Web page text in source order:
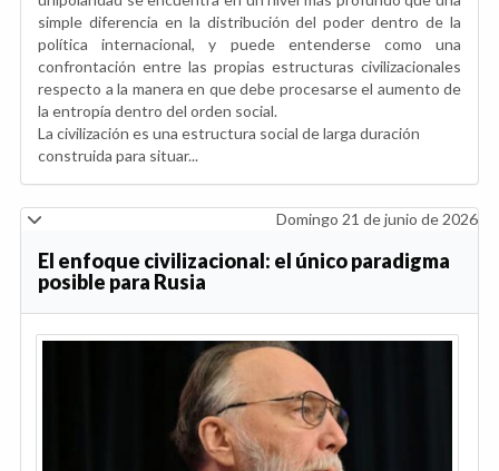
simple diferencia en la distribución del poder dentro de la
política internacional, y puede entenderse como una
confrontación entre las propias estructuras civilizacionales
respecto a la manera en que debe procesarse el aumento de
la entropía dentro del orden social.
La civilización es una estructura social de larga duración
construida para situar...
Domingo 21 de junio de 2026
El enfoque civilizacional: el único paradigma
posible para Rusia